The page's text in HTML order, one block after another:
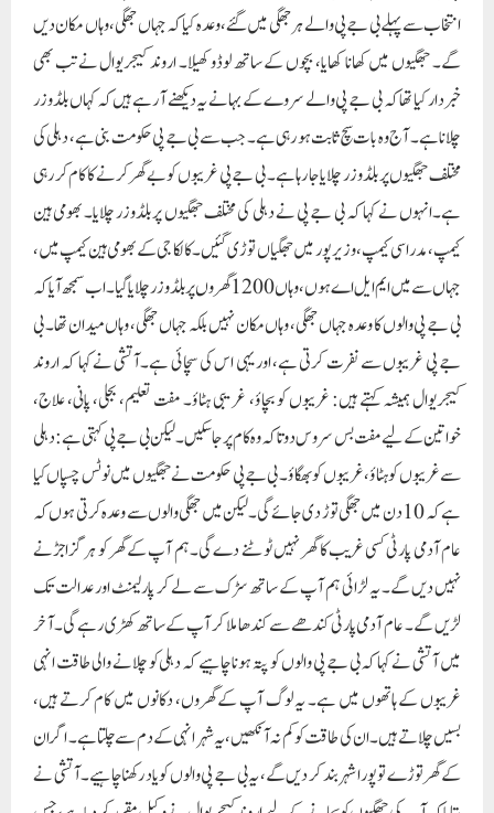
انتخاب سے پہلے بی جے پی والے ہر جھگی میں گئے، وعدہ کیا کہ جہاں جھگی، وہاں مکان دیں
گے۔ جھگیوں میں کھانا کھایا، بچوں کے ساتھ لوڈو کھیلا۔ اروند کیجریوال نے تب بھی
خبردار کیا تھا کہ بی جے پی والے سروے کے بہانے یہ دیکھنے آ رہے ہیں کہ کہاں بلڈوزر
چلانا ہے۔ آج وہ بات سچ ثابت ہو رہی ہے۔ جب سے بی جے پی حکومت بنی ہے، دہلی کی
مختلف جھگیوں پر بلڈوزر چلایا جا رہا ہے۔ بی جے پی غریبوں کو بے گھر کرنے کا کام کر رہی
ہے۔انہوں نے کہا کہ بی جے پی نے دہلی کی مختلف جھگیوں پر بلڈوزر چلایا۔ بھومی ہین
کیمپ، مدراسی کیمپ، وزیرپور میں جھگیاں توڑی گئیں۔ کالکا جی کے بھومی ہین کیمپ میں،
جہاں سے میں ایم ایل اے ہوں، وہاں 1200 گھروں پر بلڈوزر چلایا گیا۔ اب سمجھ آیا کہ
بی جے پی والوں کا وعدہ جہاں جھگی، وہاں مکان نہیں بلکہ جہاں جھگی، وہاں میدان تھا۔ بی
جے پی غریبوں سے نفرت کرتی ہے، اور یہی اس کی سچائی ہے۔آتشی نے کہا کہ اروند
کیجریوال ہمیشہ کہتے ہیں: غریبوں کو بچاؤ، غریبی ہٹاؤ۔ مفت تعلیم، بجلی، پانی، علاج،
خواتین کے لیے مفت بس سروس دو تاکہ وہ کام پر جا سکیں۔ لیکن بی جے پی کہتی ہے: دہلی
سے غریبوں کو ہٹاؤ، غریبوں کو بھگاؤ۔ بی جے پی حکومت نے جھگیوں میں نوٹس چسپاں کیا
ہے کہ 10 دن میں جھگی توڑ دی جائے گی۔ لیکن میں جھگی والوں سے وعدہ کرتی ہوں کہ
عام آدمی پارٹی کسی غریب کا گھر نہیں ٹوٹنے دے گی۔ ہم آپ کے گھر کو ہرگز اجڑنے
نہیں دیں گے۔ یہ لڑائی ہم آپ کے ساتھ سڑک سے لے کر پارلیمنٹ اور عدالت تک
لڑیں گے۔ عام آدمی پارٹی کندھے سے کندھا ملا کر آپ کے ساتھ کھڑی رہے گی۔آخر
میں آتشی نے کہا کہ بی جے پی والوں کو پتہ ہونا چاہیے کہ دہلی کو چلانے والی طاقت انہی
غریبوں کے ہاتھوں میں ہے۔ یہ لوگ آپ کے گھروں، دکانوں میں کام کرتے ہیں،
بسیں چلاتے ہیں۔ ان کی طاقت کو کم نہ آنکھیں، یہ شہر انہی کے دم سے چلتا ہے۔ اگر ان
کے گھر توڑے تو پورا شہر بند کر دیں گے، یہ بی جے پی والوں کو یاد رکھنا چاہیے۔آتشی نے